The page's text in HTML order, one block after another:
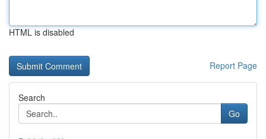
HTML is disabled
Report Page
Search
Go